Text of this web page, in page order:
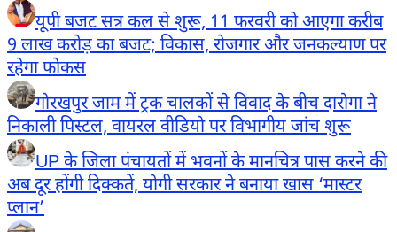
यूपी बजट सत्र कल से शुरू, 11 फरवरी को आएगा करीब
9 लाख करोड़ का बजट; विकास, रोजगार और जनकल्याण पर
रहेगा फोकस
गोरखपुर जाम में ट्रक चालकों से विवाद के बीच दारोगा ने
निकाली पिस्टल, वायरल वीडियो पर विभागीय जांच शुरू
UP के जिला पंचायतों में भवनों के मानचित्र पास करने की
अब दूर होंगी दिक्कतें, योगी सरकार ने बनाया खास ‘मास्टर
प्लान’